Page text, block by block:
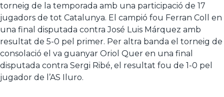
torneig de la temporada amb una participació de 17
jugadors de tot Catalunya. El campió fou Ferran Coll en
una final disputada contra José Luis Márquez amb
resultat de 5-0 pel primer. Per altra banda el torneig de
consolació el va guanyar Oriol Quer en una final
disputada contra Sergi Ribé, el resultat fou de 1-0 pel
jugador de l’AS Iluro.